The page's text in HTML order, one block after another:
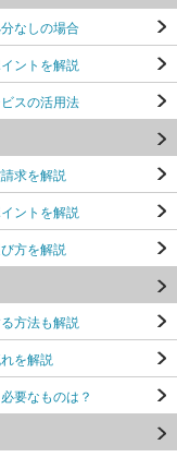
なしの場合
ントを解説
スの活用法
求を解説
ントを解説
方を解説
方法も解説
を解説
要なものは？